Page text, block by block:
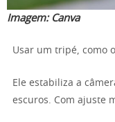
Imagem: Canva
Usar um tripé, como
Ele estabiliza a
escuros. Com ajuste